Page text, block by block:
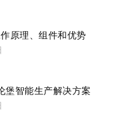
原理、组件和优势
堡智能生产解决方案